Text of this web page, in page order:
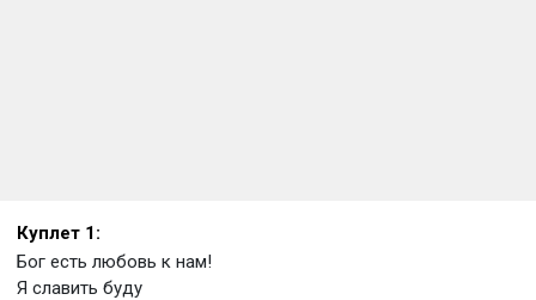
Куплет 1:
Бог есть любовь к нам!
Я славить буду